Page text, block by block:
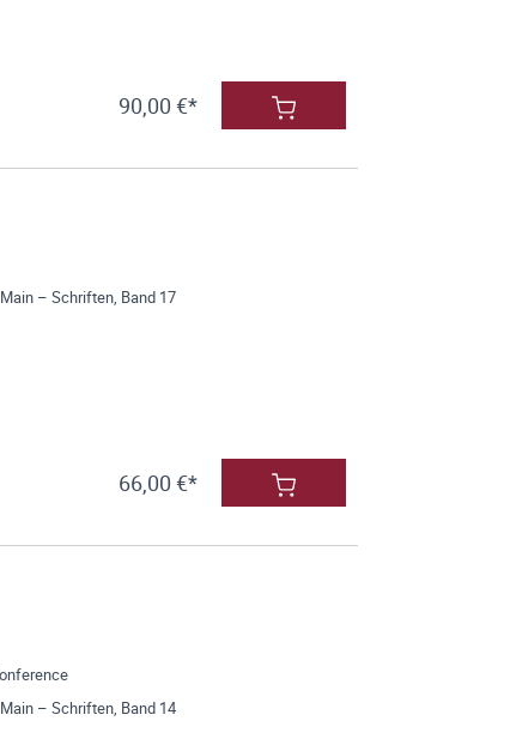
90,00 €*
– Schriften, Band 17
66,00 €*
– Schriften, Band 14